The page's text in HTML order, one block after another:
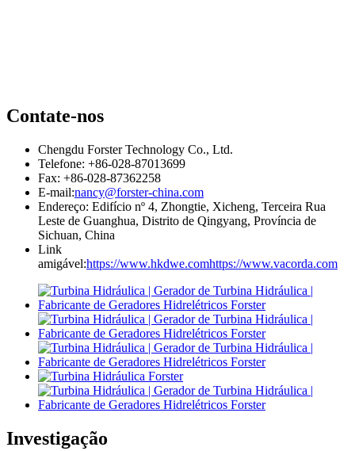
Contate-nos
Chengdu Forster Technology Co., Ltd.
Telefone: +86-028-87013699
Fax: +86-028-87362258
E-mail:nancy@forster-china.com
Endereço: Edifício nº 4, Zhongtie, Xicheng, Terceira Rua
Leste de Guanghua, Distrito de Qingyang, Província de
Sichuan, China
Link
amigável:https://www.hkdwe.comhttps://www.vacorda.com
Investigação